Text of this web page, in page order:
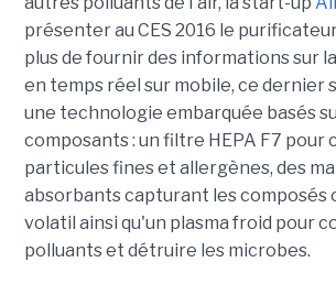
présenter au CES 2016 le
plus de fournir des informations sur
en temps réel sur mobile, ce dernier
une technologie embarquée basés
composants : un filtre HEPA F7 pour
particules fines et allergènes, des
absorbants capturant les composés
volatil ainsi qu'un plasma froid pour
polluants et détruire les microbes.